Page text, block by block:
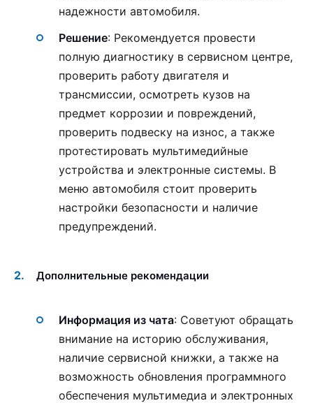
надежности автомобиля.
Решение: Рекомендуется провести
полную диагностику в сервисном центре,
проверить работу двигателя и
трансмиссии, осмотреть кузов на
предмет коррозии и повреждений,
проверить подвеску на износ, а также
протестировать мультимедийные
устройства и электронные системы. В
меню автомобиля стоит проверить
настройки безопасности и наличие
предупреждений.
Дополнительные рекомендации
Информация из чата: Советуют обращать
внимание на историю обслуживания,
наличие сервисной книжки, а также на
возможность обновления программного
обеспечения мультимедиа и электронных